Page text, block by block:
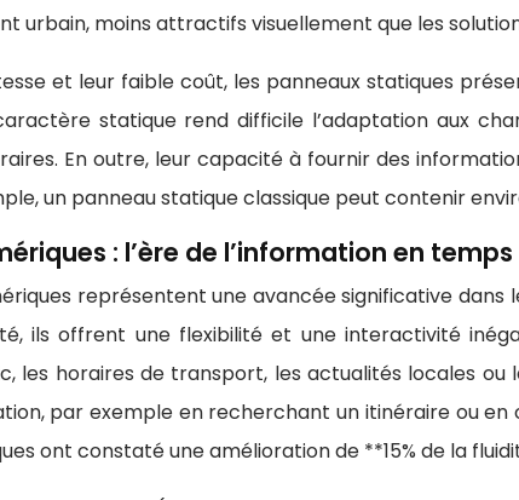
urbain, moins attractifs visuellement que les
et leur faible coût, les panneaux statiques
statique rend difficile l’adaptation aux
En outre, leur capacité à fournir des
un panneau statique classique peut contenir
: l’ère de l’information en
représentent une avancée significative
ils offrent une flexibilité et une interactivité
les horaires de transport, les actualités locales
par exemple en recherchant un itinéraire ou
ont constaté une amélioration de **15% de la